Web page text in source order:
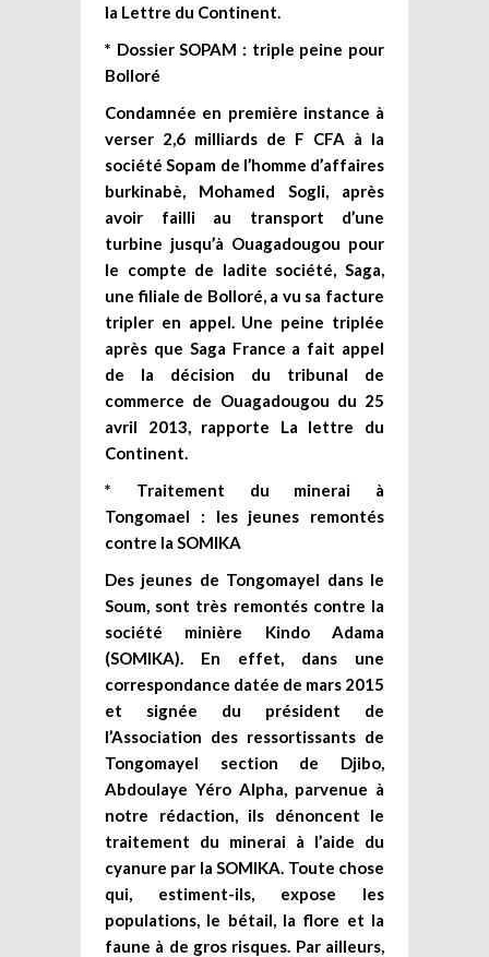
la Lettre du Continent.
* Dossier SOPAM : triple peine pour
Bolloré
Condamnée en première instance à
verser 2,6 milliards de F CFA à la
société Sopam de l’homme d’affaires
burkinabè, Mohamed Sogli, après
avoir failli au transport d’une
turbine jusqu’à Ouagadougou pour
le compte de ladite société, Saga,
une filiale de Bolloré, a vu sa facture
tripler en appel. Une peine triplée
après que Saga France a fait appel
de la décision du tribunal de
commerce de Ouagadougou du 25
avril 2013, rapporte La lettre du
Continent.
* Traitement du minerai à
Tongomael : les jeunes remontés
contre la SOMIKA
Des jeunes de Tongomayel dans le
Soum, sont très remontés contre la
société minière Kindo Adama
(SOMIKA). En effet, dans une
correspondance datée de mars 2015
et signée du président de
l’Association des ressortissants de
Tongomayel section de Djibo,
Abdoulaye Yéro Alpha, parvenue à
notre rédaction, ils dénoncent le
traitement du minerai à l’aide du
cyanure par la SOMIKA. Toute chose
qui, estiment-ils, expose les
populations, le bétail, la flore et la
faune à de gros risques. Par ailleurs,